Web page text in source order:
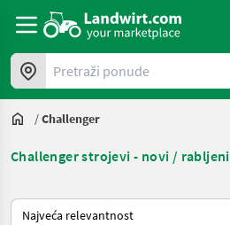
Pretraži ponude
/Challenger
Challenger strojevi - novi / rabljeni
Način na koji sortira Landwirt.com